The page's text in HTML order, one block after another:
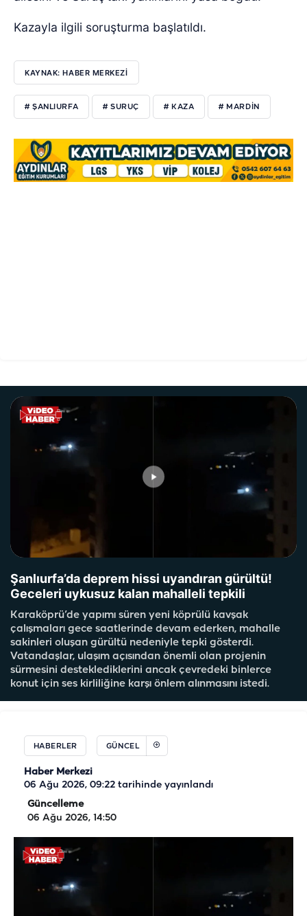
Kazayla ilgili soruşturma başlatıldı.
KAYNAK: HABER MERKEZİ
# ŞANLIURFA # SURUÇ # KAZA # MARDIN
Şanlıurfa’da deprem hissi uyandıran gürültü!
Geceleri uykusuz kalan mahalleli tepkili
Karaköprü’de yapımı süren yeni köprülü kavşak
çalışmaları gece saatlerinde devam ederken, mahalle
sakinleri oluşan gürültü nedeniyle tepki gösterdi.
Vatandaşlar, ulaşım açısından önemli olan projenin
sürmesini desteklediklerini ancak çevredeki binlerce
konut için ses kirliliğine karşı önlem alınmasını istedi.
HABERLER GÜNCEL
Haber Merkezi
06 Ağu 2026, 09:22 tarihinde yayınlandı
Güncelleme
06 Ağu 2026, 14:50